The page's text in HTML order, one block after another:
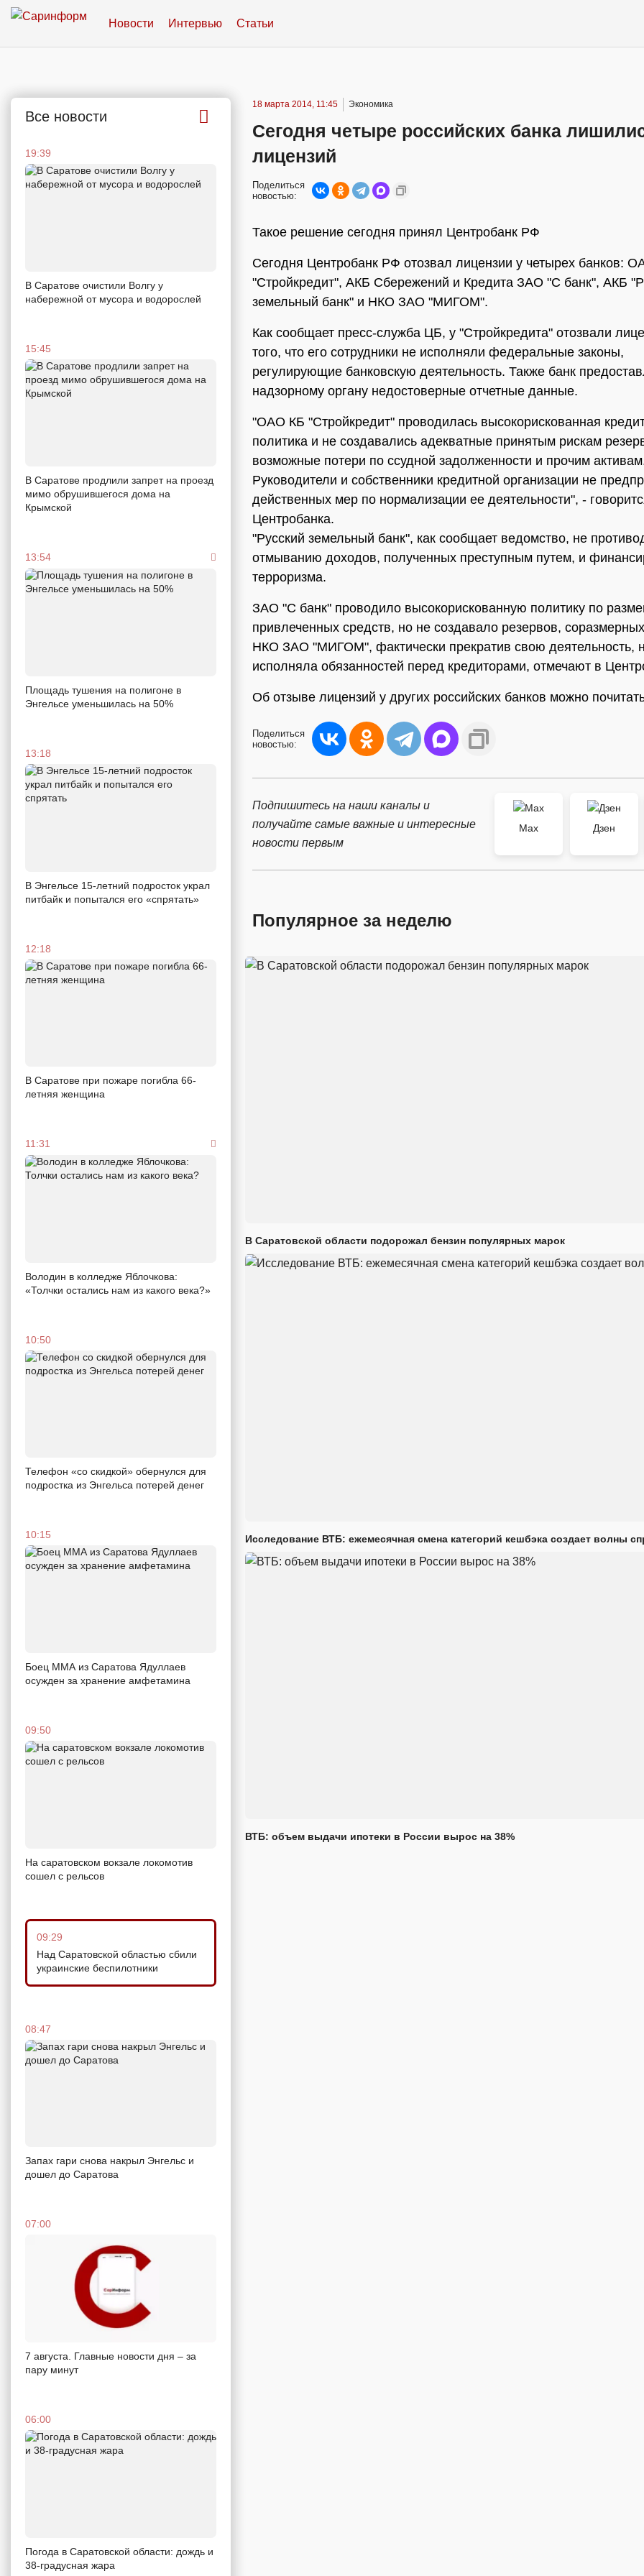
Новости Интервью Статьи
Все новости
19:39
В Саратове очистили Волгу у
набережной от мусора и водорослей
15:45
В Саратове продлили запрет на проезд
мимо обрушившегося дома на
Крымской
13:54
Площадь тушения на полигоне в
Энгельсе уменьшилась на 50%
13:18
В Энгельсе 15-летний подросток украл
питбайк и попытался его «спрятать»
12:18
В Саратове при пожаре погибла 66-
летняя женщина
11:31
Володин в колледже Яблочкова:
«Толчки остались нам из какого века?»
10:50
Телефон «со скидкой» обернулся для
подростка из Энгельса потерей денег
10:15
Боец ММА из Саратова Ядуллаев
осужден за хранение амфетамина
09:50
На саратовском вокзале локомотив
сошел с рельсов
09:29
Над Саратовской областью сбили
украинские беспилотники
08:47
Запах гари снова накрыл Энгельс и
дошел до Саратова
07:00
7 августа. Главные новости дня – за
пару минут
06:00
Погода в Саратовской области: дождь и
38-градусная жара
18 марта 2014, 11:45 Экономика
Сегодня четыре российских банка
лицензий
Поделиться
новостью:
Такое решение сегодня принял Центробанк РФ
Сегодня Центробанк РФ отозвал лицензии у четырех банков:
"Стройкредит", АКБ Сбережений и Кредита ЗАО "С банк", АКБ
земельный банк" и НКО ЗАО "МИГОМ".
Как сообщает пресс-служба ЦБ, у "Стройкредита" отозвали
того, что его сотрудники не исполняли федеральные законы,
регулирующие банковскую деятельность. Также банк
надзорному органу недостоверные отчетные данные.
"ОАО КБ "Стройкредит" проводилась высокорискованная
политика и не создавались адекватные принятым рискам
возможные потери по ссудной задолженности и прочим
Руководители и собственники кредитной организации не
действенных мер по нормализации ее деятельности", -
Центробанка.
"Русский земельный банк", как сообщает ведомство, не
отмыванию доходов, полученных преступным путем, и
терроризма.
ЗАО "С банк" проводило высокорискованную политику по
привлеченных средств, но не создавало резервов,
НКО ЗАО "МИГОМ", фактически прекратив свою деятельность,
исполняла обязанностей перед кредиторами, отмечают в
Об отзыве лицензий у других российских банков можно
Поделиться
новостью:
Подпишитесь на наши каналы и
получайте самые важные и интересные
новости первым
Max
Дзен
Популярное за неделю
В Саратовской области подорожал бензин популярных марок
Исследование ВТБ: ежемесячная смена категорий кешбэка создает волны
ВТБ: объем выдачи ипотеки в России вырос на 38%